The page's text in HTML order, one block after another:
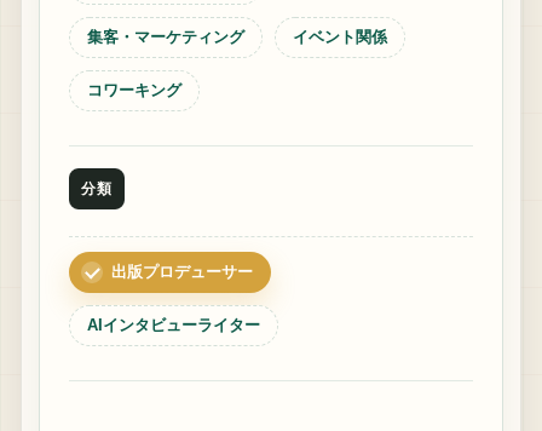
集客・マーケティング イベント関係
コワーキング
分類
出版プロデューサー
AIインタビューライター